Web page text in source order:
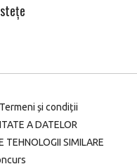
Termeni și condiții
A DATELOR
TEHNOLOGII SIMILARE